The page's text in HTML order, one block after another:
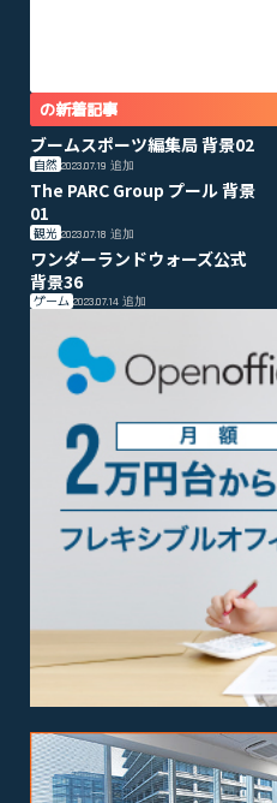
の新着記事
ブームスポーツ編集局 背景02
自然 2023.07.19 追加
The PARC Group プール 背景
01
観光 2023.07.18 追加
ワンダーランドウォーズ公式
背景36
ゲーム 2023.07.14 追加